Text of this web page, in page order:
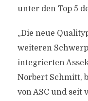
unter den Top 5
„Die neue
weiteren
integrierten
Norbert Schmitt,
von ASC und